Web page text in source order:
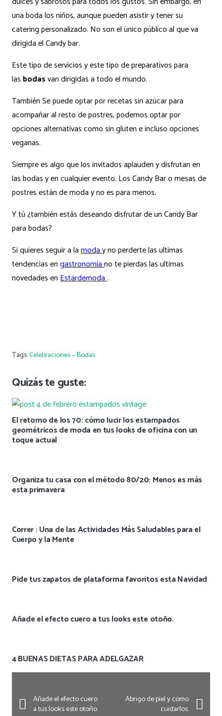
una boda los niños, aunque pueden asistir y tener su
catering personalizado. No son el único público al que va
dirigida el Candy bar.
Este tipo de servicios y este tipo de preparativos para
las bodasvan dirigidas a todo el mundo.
También Se puede optar por recetas sin azúcar para
acompañar al resto de postres, podemos optar por
opciones alternativas como sin gluten e incluso opciones
veganas.
Siempre es algo que los invitados aplauden y disfrutan en
las bodas y en cualquier evento. Los Candy Bar o mesas de
postres están de moda y no es para menos.
Y tú ¿también estás deseando disfrutar de un Candy Bar
para bodas?
Si quieres seguir a lamoday no perderte las ultimas
tendencias engastronomíano te pierdas las ultimas
novedades enEstardemoda.
Tags:Celebraciones – Bodas
Quizás te guste:
El retorno de los 70: cómo lucir los estampados
geométricos de moda en tus looks de oficina con un
toque actual
Organiza tu casa con el método 80/20: Menos es más
esta primavera
Correr : Una de las Actividades Más Saludables para el
Cuerpo y la Mente
Pide tus zapatos de plataforma favoritos esta Navidad
Añade el efecto cuero a tus looks este otoño.
4 BUENAS DIETAS PARA ADELGAZAR
Añade el efecto cuero
a tus looks este otoño.
Abrigo de piel y como
cuidarlos.